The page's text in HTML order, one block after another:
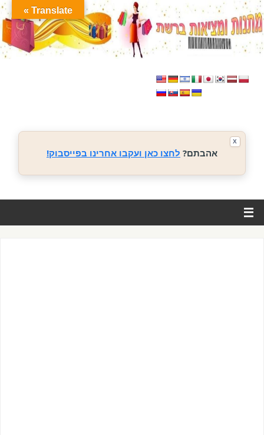
אהבתם? לחצו כאן ועקבו אחרינו בפייסבוק!
X
Translate »